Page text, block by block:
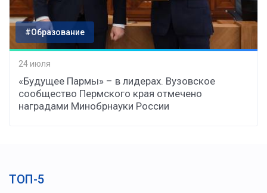
#Образование
24 июля
«Будущее Пармы» – в лидерах. Вузовское
сообщество Пермского края отмечено
наградами Минобрнауки России
ТОП-5